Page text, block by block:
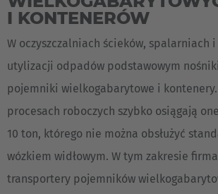
I KONTENERÓW
W oczyszczalniach ścieków, spalarniach i
utylizacji odpadów podstawowym
pojemniki wielkogabarytowe i
procesach roboczych szybko osiągają
10 ton, którego nie można obsłużyć
wózkiem widłowym. W tym zakresie
transportery pojemników